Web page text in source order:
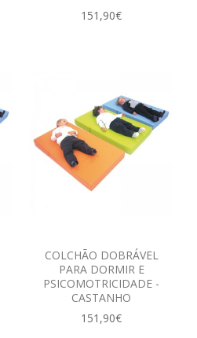
151,90€
COLCHÃO DOBRÁVEL
PARA DORMIR E
PSICOMOTRICIDADE -
CASTANHO
151,90€